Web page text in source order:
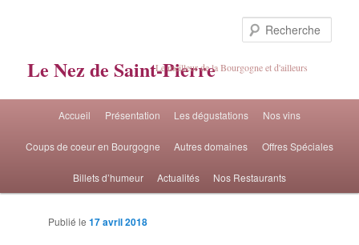
Le Nez de Saint-PierreLe meilleur de la Bourgogne et d'ailleurs
Aller au contenu principal
Aller au contenu secondaire
Accueil Présentation Les dégustations Nos vins
Coups de coeur en Bourgogne Autres domaines Offres Spéciales
Billets d’humeur Actualités Nos Restaurants
Publié le 17 avril 2018